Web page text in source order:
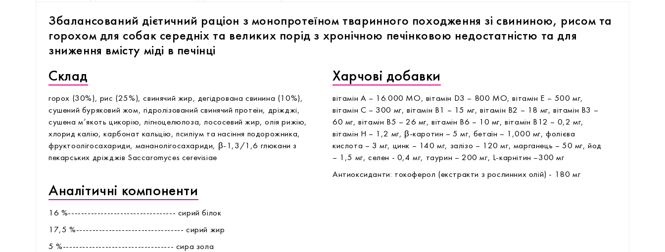
Збалансований дієтичний раціон з монопротеїном тваринного походження зі свининою, рисом та
горохом для собак середніх та великих порід з хронічною печінковою недостатністю та для
зниження вмісту міді в печінці
Склад
горох (30%), рис (25%), свинячий жир, дегідрована свинина (10%),
сушений буряковий жом, гідролізований свинячий протеїн, дріжджі,
сушена м’якоть цикорію, лігноцелюлоза, лососевий жир, олія рижію,
хлорид калію, карбонат кальцію, псиліум та насіння подорожника,
фруктоолігосахариди, мананолігосахариди, β-1,3/1,6 глюкани з
пекарських дріжджів Saccaromyces cerevisiae
Харчові добавки
вітамін А – 16.000 МО, вітамін D3 – 800 МО, вітамін Е – 500 мг,
вітамін С – 300 мг, вітамін В1 – 15 мг, вітамін В2 – 18 мг, вітамін В3 –
60 мг, вітамін В5 – 26 мг, вітамін В6 – 10 мг, вітамін В12 – 0,2 мг,
вітамін Н – 1,2 мг, β-каротин – 5 мг, бетаїн – 1,000 мг, фолієва
кислота – 3 мг, цинк – 140 мг, залізо – 120 мг, марганець – 50 мг, йод
– 1,5 мг, селен - 0,4 мг, таурин – 200 мг, L-карнітин –300 мг
Антиоксиданти: токоферол (екстракти з рослинних олій) - 180 мг
Аналітичні компоненти
16 %--------------------------------- сирий білок
17,5 %--------------------------------- сирий жир
5 %---------------------------------- сира зола